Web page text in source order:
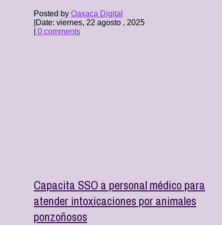
Posted by Oaxaca Digital
Date: viernes, 22 agosto , 2025
0 comments
Capacita SSO a personal médico para
atender intoxicaciones por animales
ponzoñosos